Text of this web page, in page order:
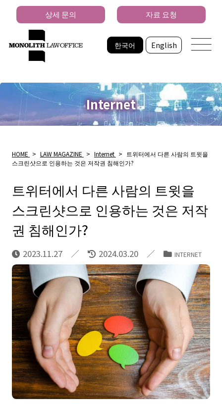
한국어 English
상세 문의 자료 요청
Internet
HOME > LAW MAGAZINE > Internet >
트위터에서 다른 사람의 트윗을
스크린샷으로 인용하는 것은 저작권 침해인가?
트위터에서 다른 사람의 트윗을
스크린샷으로 인용하는 것은 저작
권 침해인가?
2023.11.27 2024.03.20 INTERNET